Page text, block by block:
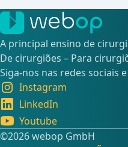
A principal ensino de
De cirurgiões – Para
Siga-nos nas redes sociais
Instagram
LinkedIn
Youtube
©️2026 webop GmbH